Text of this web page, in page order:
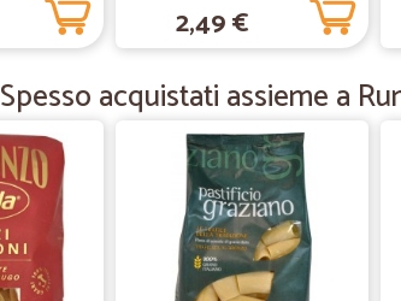
2,49 €
Spesso acquistati assieme a